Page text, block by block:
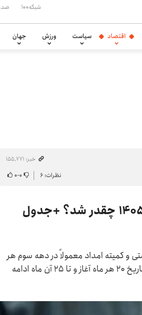
شبکه۱۰۰
اقتصاد سیاست ورزش جهان
خبر: ۱۵۵٬۷۷۱
نظرات: ۶ ۰-۰
مستمری بهزیستی و کمیته امداد تیر ۱۴۰۵ چقدر شد؟ +جدول
و کمیته امداد معمولاً در دهه سوم هر
ماه انجام می‌شود. در ماه‌های گذشته، فرآیند واریز از تاریخ ۲۰ هر ماه آغاز و تا ۲۵ آن ماه ادامه